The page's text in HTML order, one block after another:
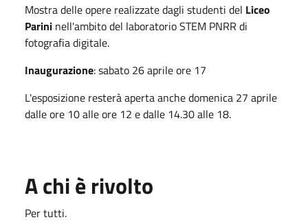
Mostra delle opere realizzate dagli studenti del Liceo
Parini nell'ambito del laboratorio STEM PNRR di
fotografia digitale.
Inaugurazione: sabato 26 aprile ore 17
L'esposizione resterà aperta anche domenica 27 aprile
dalle ore 10 alle ore 12 e dalle 14.30 alle 18.
A chi è rivolto
Per tutti.